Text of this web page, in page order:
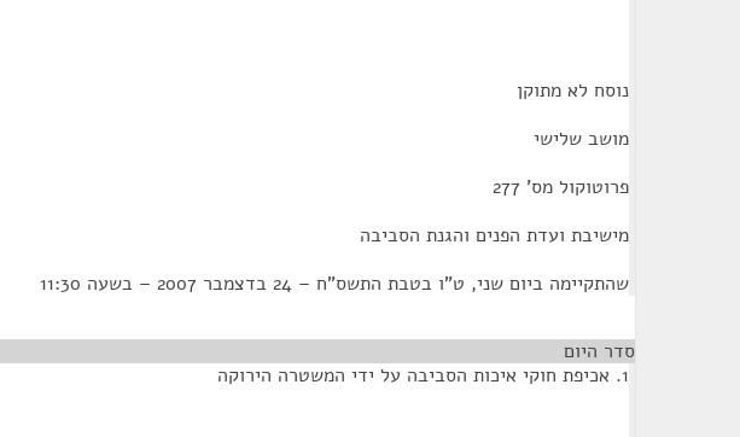
נוסח לא מתוקן
מושב שלישי
פרוטוקול מס' 277
מישיבת ועדת הפנים והגנת הסביבה
שהתקיימה ביום שני, ט"ו בטבת התשס"ח – 24 בדצמבר 2007 – בשעה 11:30
סדר היום
1. אכיפת חוקי איכות הסביבה על ידי המשטרה הירוקה